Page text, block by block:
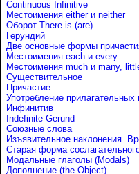
Continuous Infinitive
Местоимения either и neither
Оборот There is (are)
Герундий
Две основные формы
Местоимения each и every
Местоимения much и many,
Существительное
Причастие
Употребление
Инфинитив
Indefinite Gerund
Союзные слова
Изъявительное наклонения.
Старая форма
Модальные глаголы (Modals)
Дополнение (the Object)